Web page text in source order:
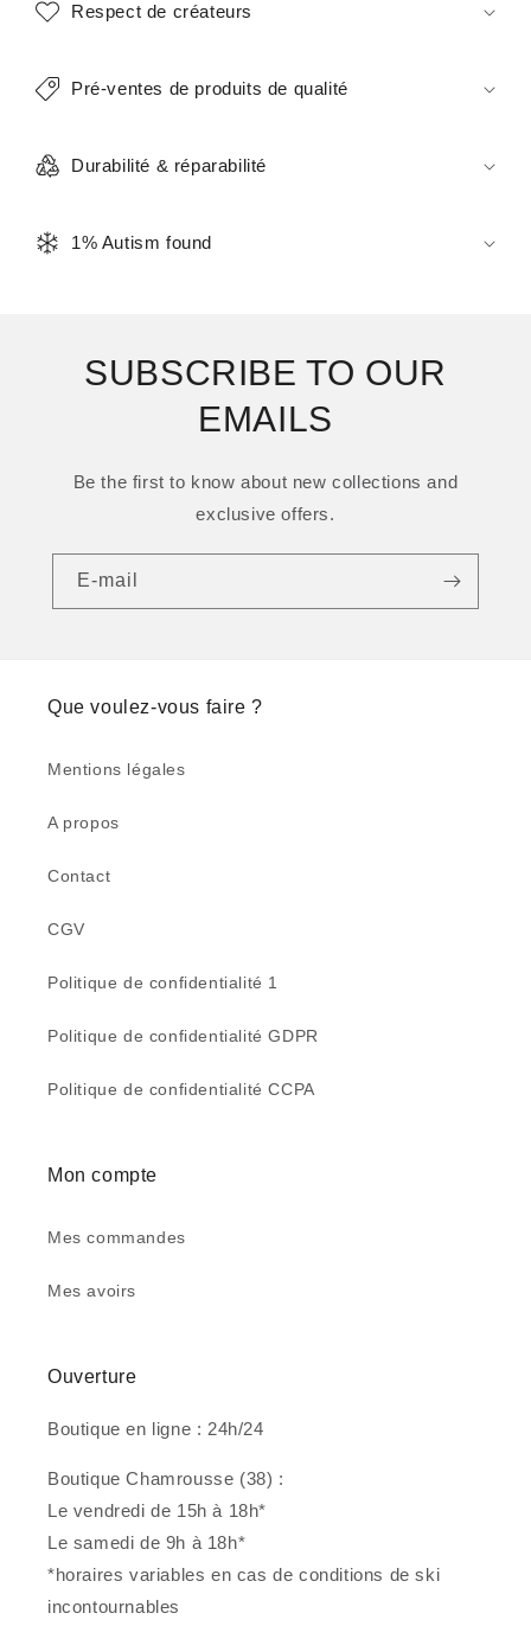
Respect de créateurs
Pré-ventes de produits de qualité
Durabilité & réparabilité
1% Autism found
SUBSCRIBE TO OUR
EMAILS
Be the first to know about new collections and
exclusive offers.
E-mail
Que voulez-vous faire ?
Mentions légales
A propos
Contact
CGV
Politique de confidentialité 1
Politique de confidentialité GDPR
Politique de confidentialité CCPA
Mon compte
Mes commandes
Mes avoirs
Ouverture
Boutique en ligne : 24h/24
Boutique Chamrousse (38) :
Le vendredi de 15h à 18h*
Le samedi de 9h à 18h*
*horaires variables en cas de conditions de ski
incontournables